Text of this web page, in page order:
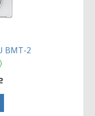
BMT-2